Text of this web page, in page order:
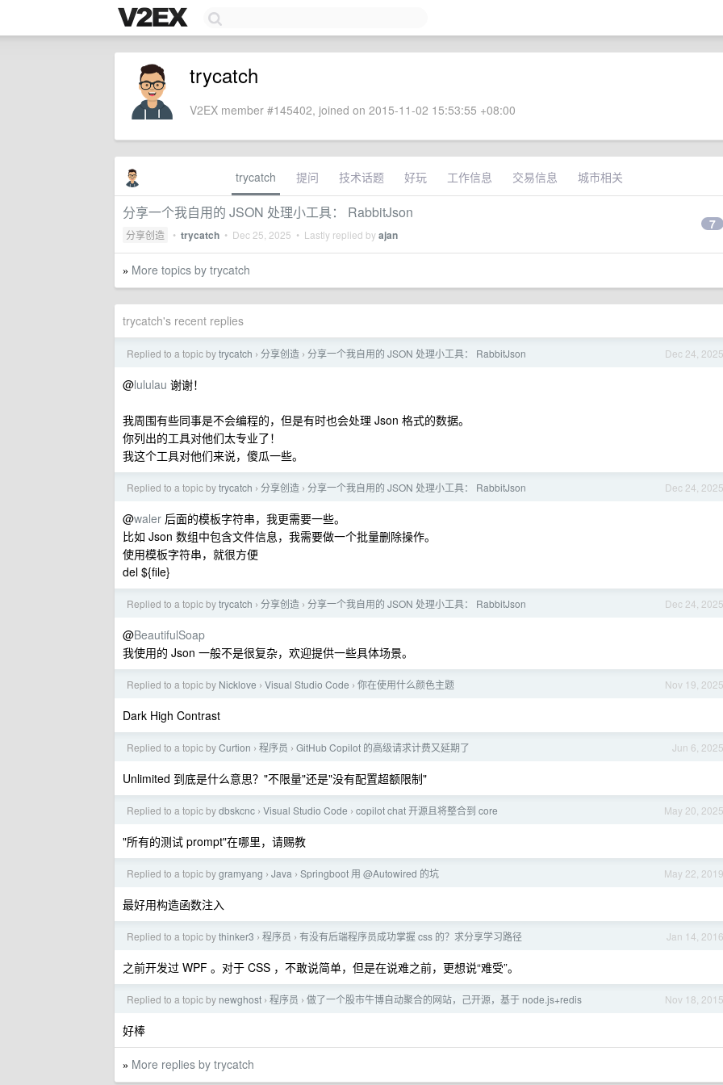
trycatch
V2EX member #145402, joined on 2015-11-02 15:53:55 +08:00
trycatch 提问 技术话题 好玩 工作信息 交易信息 城市相关
分享一个我自用的 JSON 处理小工具： RabbitJson
分享创造 • trycatch • Dec 25, 2025 • Lastly replied byajan
7
» More topics by trycatch
trycatch's recent replies
Dec 24, 2025
Replied to a topic bytrycatch › 分享创造 › 分享一个我自用的 JSON 处理小工具： RabbitJson
@lululau 谢谢！
我周围有些同事是不会编程的，但是有时也会处理 Json 格式的数据。
你列出的工具对他们太专业了！
我这个工具对他们来说，傻瓜一些。
Dec 24, 2025
Replied to a topic bytrycatch › 分享创造 › 分享一个我自用的 JSON 处理小工具： RabbitJson
@waler 后面的模板字符串，我更需要一些。
比如 Json 数组中包含文件信息，我需要做一个批量删除操作。
使用模板字符串，就很方便
del ${file}
Dec 24, 2025
Replied to a topic bytrycatch › 分享创造 › 分享一个我自用的 JSON 处理小工具： RabbitJson
@BeautifulSoap
我使用的 Json 一般不是很复杂，欢迎提供一些具体场景。
Nov 19, 2025
Replied to a topic by Nicklove › Visual Studio Code › 你在使用什么颜色主题
Dark High Contrast
Jun 6, 2025
Replied to a topic byCurtion › 程序员 › GitHub Copilot 的高级请求计费又延期了
Unlimited 到底是什么意思？"不限量"还是"没有配置超额限制"
May 20, 2025
Replied to a topic bydbskcnc › Visual Studio Code › copilot chat 开源且将整合到 core
"所有的测试 prompt"在哪里，请赐教
May 22, 2019
Replied to a topic bygramyang › Java › Springboot 用 @Autowired 的坑
最好用构造函数注入
Jan 14, 2016
Replied to a topic bythinker3 › 程序员 › 有没有后端程序员成功掌握 css 的？求分享学习路径
之前开发过 WPF 。对于 CSS ，不敢说简单，但是在说难之前，更想说“难受”。
Nov 18, 2015
Replied to a topic by newghost › 程序员 › 做了一个股市牛博自动聚合的网站，己开源，基于 node.js+redis
好棒
» More replies by trycatch